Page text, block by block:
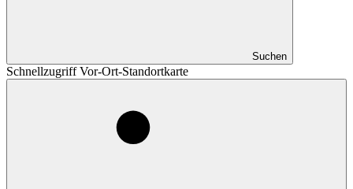
Suchen
Schnellzugriff Vor-Ort-Standortkarte